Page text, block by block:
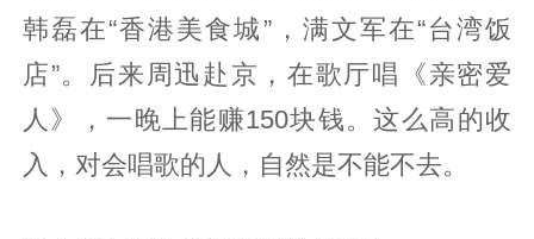
韩磊在“香港美食城”，满文军在“台湾饭
店”。后来周迅赴京，在歌厅唱《亲密爱
人》，一晚上能赚150块钱。这么高的收
入，对会唱歌的人，自然是不能不去。